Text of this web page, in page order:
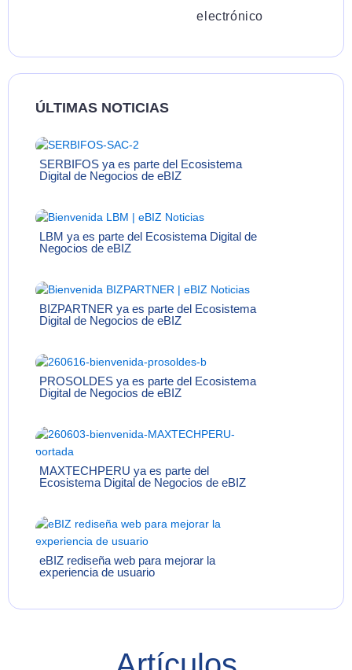
electrónico
ÚLTIMAS NOTICIAS
SERBIFOS ya es parte del Ecosistema
Digital de Negocios de eBIZ
LBM ya es parte del Ecosistema Digital de
Negocios de eBIZ
BIZPARTNER ya es parte del Ecosistema
Digital de Negocios de eBIZ
PROSOLDES ya es parte del Ecosistema
Digital de Negocios de eBIZ
MAXTECHPERU ya es parte del
Ecosistema Digital de Negocios de eBIZ
eBIZ rediseña web para mejorar la
experiencia de usuario